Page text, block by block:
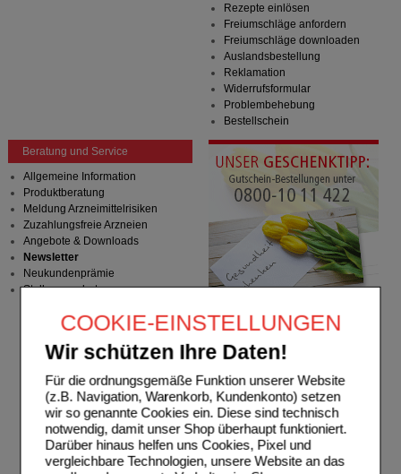
COOKIE-EINSTELLUNGEN
Wir schützen Ihre Daten!
Für die ordnungsgemäße Funktion unserer Website
(z.B. Navigation, Warenkorb, Kundenkonto) setzen
wir so genannte Cookies ein. Diese sind technisch
notwendig, damit unser Shop überhaupt funktioniert.
Darüber hinaus helfen uns Cookies, Pixel und
vergleichbare Technologien, unsere Website an das
Rezepte einlösen
Freiumschläge anfordern
Freiumschläge downloaden
Auslandsbestellung
Reklamation
Widerrufsformular
Problembehebung
Bestellschein
Beratung und Service
Allgemeine Information
Produktberatung
Meldung Arzneimittelrisiken
Zuzahlungsfreie Arzneien
Angebote & Downloads
Newsletter
Neukundenprämie
Stellenangebote